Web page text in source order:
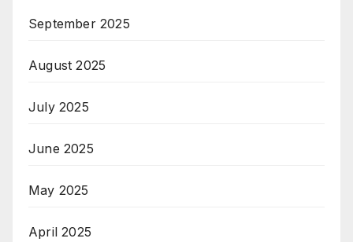
September 2025
August 2025
July 2025
June 2025
May 2025
April 2025